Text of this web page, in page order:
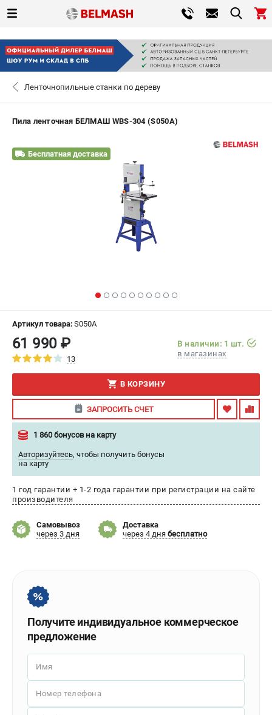
СЕРВИС
ВХОД ИЛИ РЕГИСТРАЦИЯ
САНКТ-ПЕТЕРБУРГ
0
ПОДДЕРЖКА
Сервисный центр
ИНФОРМАЦИЯ
Юридическим лицам
Контакты
Способы оплаты
О компании
О бренде
Бонусная программа
Как нас найти
Комбинированные станки
Ленточнопильные станки
Рейсмусы
Сверлильные станки
Ленточнопильные станки по дереву
Пила ленточная БЕЛМАШ WBS-304 (S050A)
Бесплатная доставка
Артикул товара: S050A
61 990 ₽
13
В наличии: 1 шт.
в магазинах
В КОРЗИНУ
ЗАПРОСИТЬ СЧЕТ
1 860 бонусов на карту
Авторизуйтесь, чтобы получить бонусы
на карту
1 год гарантии + 1-2 года гарантии при регистрации на сайте
производителя
Самовывоз
через 3 дня
Доставка
через 4 дня бесплатно
Получите индивидуальное коммерческое
предложение
Имя
Номер телефона